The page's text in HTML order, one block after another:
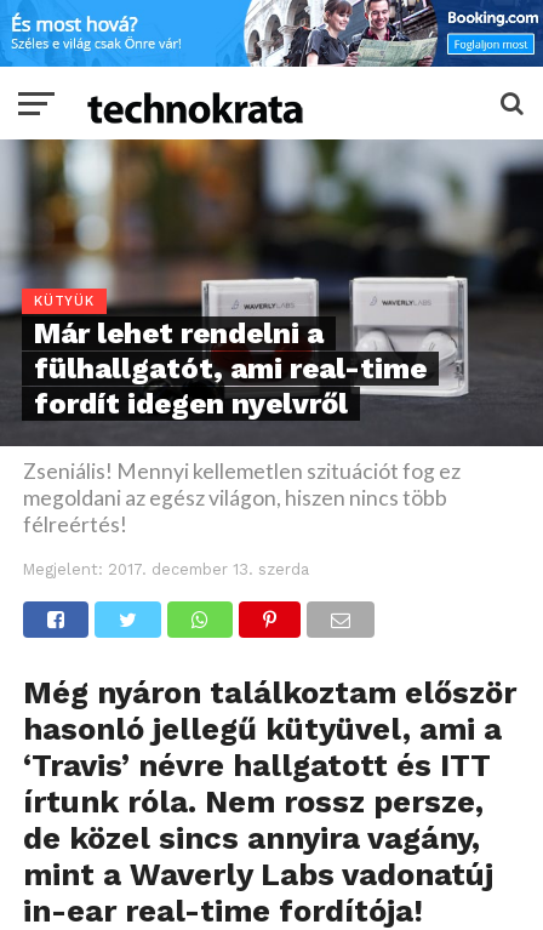
KÜTYÜK
Már lehet rendelni a
fülhallgatót, ami real-time
fordít idegen nyelvről
Zseniális! Mennyi kellemetlen szituációt fog ez
megoldani az egész világon, hiszen nincs több
félreértés!
Megjelent: 2017. december 13. szerda
Még nyáron találkoztam először
hasonló jellegű kütyüvel, ami a
‘Travis’ névre hallgatott és ITT
írtunk róla. Nem rossz persze,
de közel sincs annyira vagány,
mint a Waverly Labs vadonatúj
in-ear real-time fordítója!